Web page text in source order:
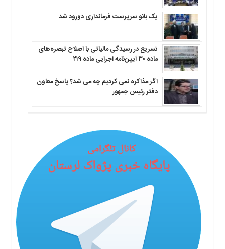
یک بانو سرپرست فرمانداری دورود شد
تسریع در رسیدگی مالیاتی با اصلاح تبصره‌های
ماده ۳۰ آیین‌نامه اجرایی ماده ۲۱۹
اگر مذاکره نمی کردیم چه می شد؟ پاسخ معاون
دفتر رئیس جمهور